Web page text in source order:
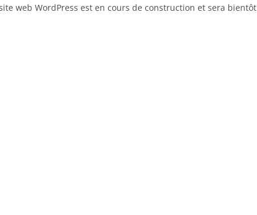
web WordPress est en cours de construction et sera bientôt